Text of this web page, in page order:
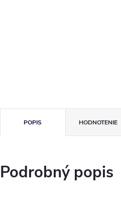
POPIS HODNOTENIE
Podrobný popis